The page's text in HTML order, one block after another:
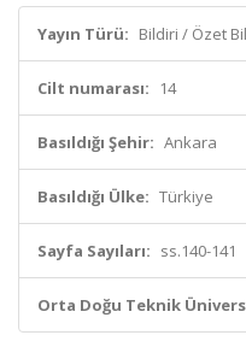
Yayın Türü: Bildiri / Özet
Cilt numarası: 14
Basıldığı Şehir: Ankara
Basıldığı Ülke: Türkiye
Sayfa Sayıları: ss.140-141
Orta Doğu Teknik